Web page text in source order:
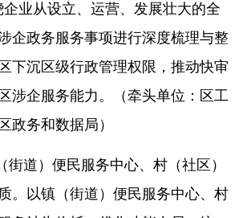
企业从设立、运营、发展壮大的全
企政务服务事项进行深度梳理与整
下沉区级行政管理权限，推动快审
涉企服务能力。（牵头单位：区工
政务和数据局）
道）便民服务中心、村（社区）
。以镇（街道）便民服务中心、村